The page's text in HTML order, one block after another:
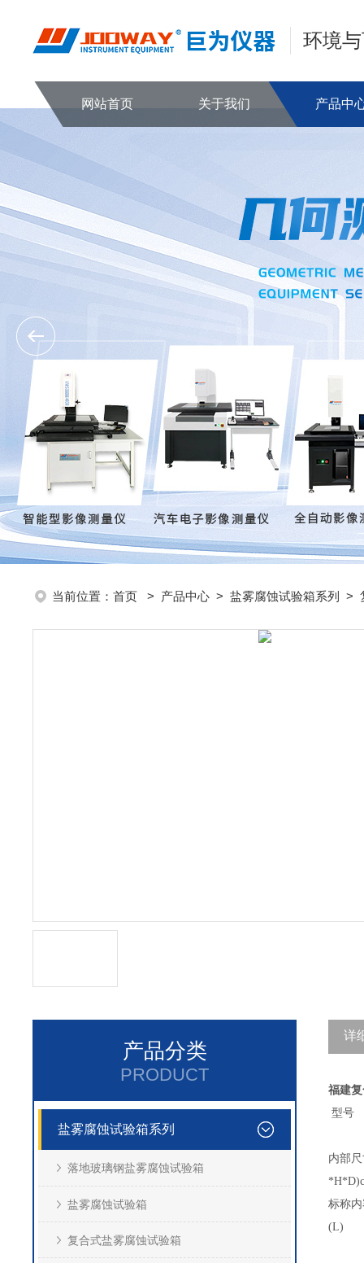
环境
网站首页 关于我们 产品中
当前位置： 首页 > 产品中心 > 盐雾腐蚀试验箱系列 >
产品分类
PRODUCT
盐雾腐蚀试验箱系列
落地玻璃钢盐雾腐蚀试验箱
盐雾腐蚀试验箱
复合式盐雾腐蚀试验箱
详
福建
型号
内部
标称
(L)